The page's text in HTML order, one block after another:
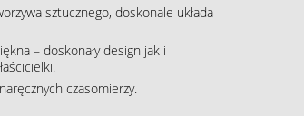
sztucznego, doskonale układa
– doskonały design jak i
czasomierzy.